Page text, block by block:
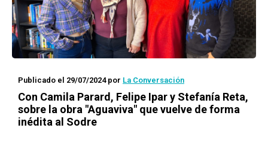
Publicado el 29/07/2024por La Conversación
Con Camila Parard, Felipe Ipar y Stefanía Reta,
sobre la obra "Aguaviva" que vuelve de forma
inédita al Sodre